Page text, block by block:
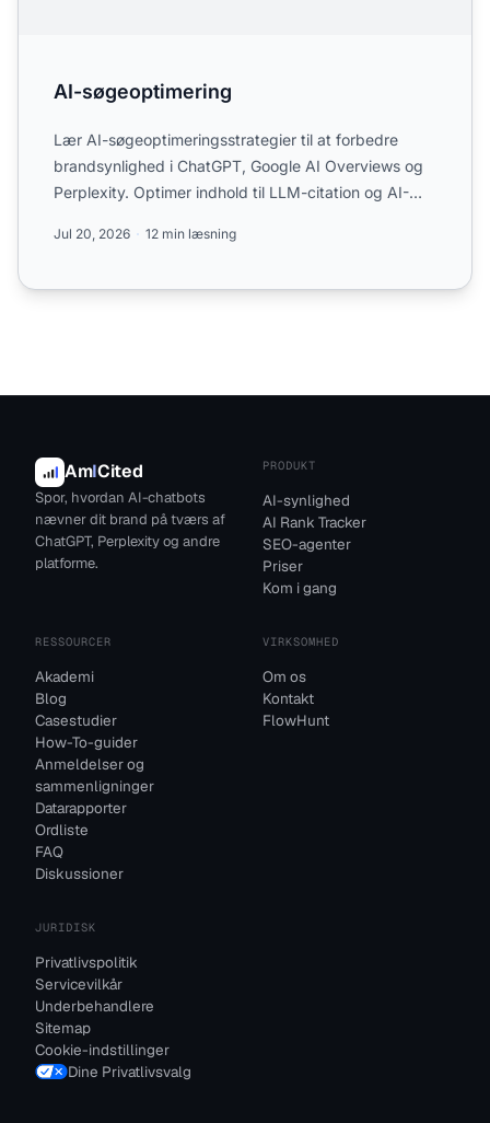
AI-søgeoptimering
Lær AI-søgeoptimeringsstrategier til at forbedre
brandsynlighed i ChatGPT, Google AI Overviews og
Perplexity. Optimer indhold til LLM-citation og AI-
Jul 20, 2026 12 min læsning
AmICited
Spor, hvordan AI-chatbots
nævner dit brand på tværs af
ChatGPT, Perplexity og andre
platforme.
PRODUKT
AI-synlighed
AI Rank Tracker
SEO-agenter
Priser
Kom i gang
RESSOURCER
Akademi
Blog
Casestudier
How-To-guider
Anmeldelser og
sammenligninger
Datarapporter
Ordliste
FAQ
Diskussioner
VIRKSOMHED
Om os
Kontakt
FlowHunt
JURIDISK
Privatlivspolitik
Servicevilkår
Underbehandlere
Sitemap
Cookie-indstillinger
Dine Privatlivsvalg